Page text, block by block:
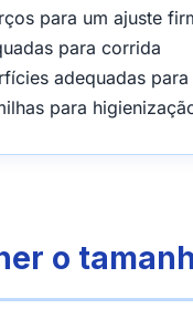
para um ajuste
para corrida
adequadas
para
o